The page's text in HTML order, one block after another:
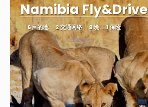
Namibia Fly&Drive
6 目的地 2 交通网络 9 晚 1 保险